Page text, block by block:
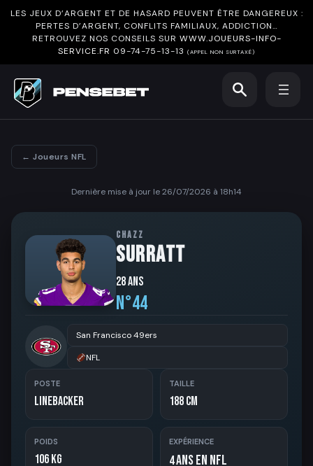
LES JEUX D’ARGENT ET DE HASARD PEUVENT ÊTRE DANGEREUX :
PERTES D’ARGENT, CONFLITS FAMILIAUX, ADDICTION…
RETROUVEZ NOS CONSEILS SUR WWW.JOUEURS-INFO-
SERVICE.FR 09-74-75-13-13 (APPEL NON SURTAXÉ)
← Joueurs NFL
Dernière mise à jour le 26/07/2026 à 18h14
CHAZZ
SURRATT
28 ans
N°44
San Francisco 49ers
NFL
POSTE
Linebacker
TAILLE
188 cm
POIDS
106 kg
EXPÉRIENCE
4ans en NFL